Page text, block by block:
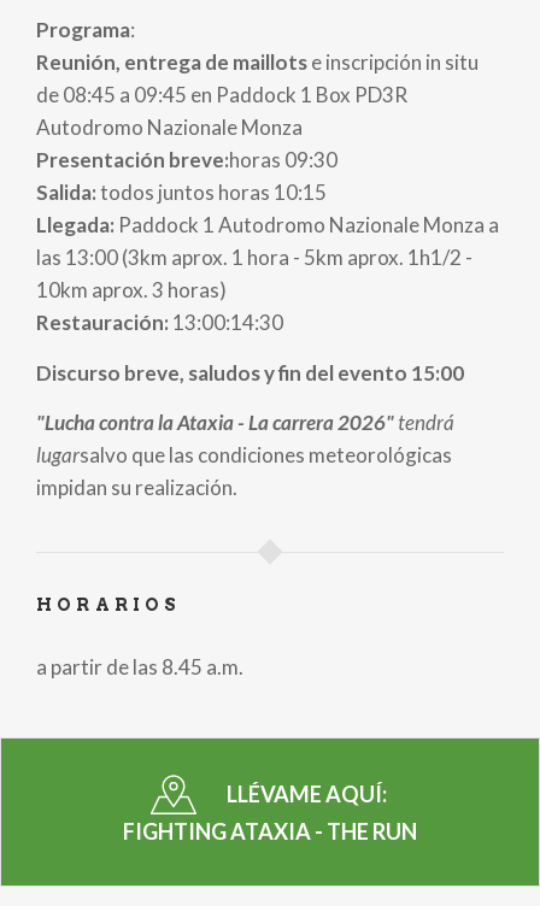
a
la
navegación
Programa:
Reunión, entrega de maillotse inscripción in situ
de 08:45 a 09:45 en Paddock 1 Box PD3R
Autodromo Nazionale Monza
Presentación breve:horas 09:30
Salida:todos juntos horas 10:15
Llegada: Paddock 1 Autodromo Nazionale Monza a
las 13:00 (3km aprox. 1 hora - 5km aprox. 1h1/2 -
10km aprox. 3 horas)
Restauración: 13:00:14:30
Discurso breve, saludos y fin del evento 15:00
"Lucha contra la Ataxia - La carrera 2026"tendrá
lugarsalvo que las condiciones meteorológicas
impidan su realización.
HORARIOS
a partir de las 8.45 a.m.
LLÉVAME AQUÍ:
FIGHTING ATAXIA - THE RUN